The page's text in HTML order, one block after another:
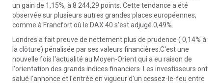
un gain de 1,15%, à 8 244,29 points. Cette tendance a été
observée sur plusieurs autres grandes places européennes,
comme à Francfort où le DAX 40 s'est adjugé 0,49%.
Londres a fait preuve de nettement plus de prudence ( 0,14% à
la clôture) pénalisée par ses valeurs financières.C'est une
nouvelle fois l'actualité au Moyen-Orient qui a eu raison de
l'orientation des grands indices financiers. Les investisseurs ont
salué l'annonce et l'entrée en vigueur d'un cessez-le-feu entre